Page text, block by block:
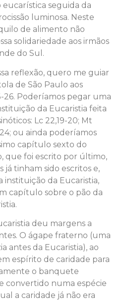
seguida da
luminosa. Neste
de alimento não
solidariedade aos irmãos
do Sul.
reflexão, quero me guiar
de São Paulo aos
26. Poderíamos pegar uma
da Eucaristia feita
Lc 22,19-20; Mt
ou ainda poderíamos
capítulo sexto do
que foi escrito por último,
já tinham sido escritos e,
instituição da Eucaristia,
capítulo sobre o pão da
deu margens a
O ágape fraterno (uma
antes da Eucaristia), ao
espírito de caridade para
o banquete
convertido numa espécie
a caridade já não era